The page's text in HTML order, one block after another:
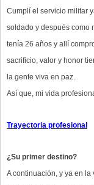
Cumplí el servicio militar
soldado y después como
tenía 26 años y allí
sacrificio, valor y honor
la gente viva en paz.
Así que, mi vida
Trayectoria profesional
¿Su primer destino?
A continuación, y ya en